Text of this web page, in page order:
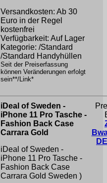
Versandkosten: Ab 30
Euro in der Regel
kostenfrei
Verfügbarkeit: Auf Lager
Kategorie: /Standard
/Standard Handyhüllen
Seit der Preiserfassung
können Veränderungen erfolgt
sein**/Link*
iDeal of Sweden -
iPhone 11 Pro Tasche -
Fashion Back Case
Carrara Gold
iDeal of Sweden -
iPhone 11 Pro Tasche -
Fashion Back Case
Carrara Gold Sweden )